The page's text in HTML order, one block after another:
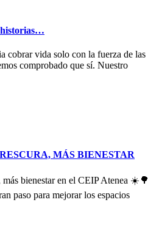
historias…
cobrar vida solo con la fuerza de las
comprobado que sí. Nuestro
MÁS BIENESTAR
bienestar en el CEIP Atenea ☀️🌳
paso para mejorar los espacios